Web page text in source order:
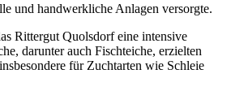
und handwerkliche Anlagen versorgte.
Rittergut Quolsdorf eine intensive
darunter auch Fischteiche, erzielten
für Zuchtarten wie Schleie